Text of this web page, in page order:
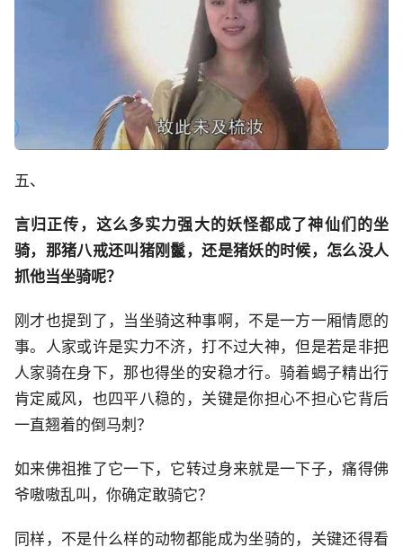
五、
言归正传，这么多实力强大的妖怪都成了神仙们的坐
骑，那猪八戒还叫猪刚鬣，还是猪妖的时候，怎么没人
抓他当坐骑呢？
刚才也提到了，当坐骑这种事啊，不是一方一厢情愿的
事。人家或许是实力不济，打不过大神，但是若是非把
人家骑在身下，那也得坐的安稳才行。骑着蝎子精出行
肯定威风，也四平八稳的，关键是你担心不担心它背后
一直翘着的倒马刺？
如来佛祖推了它一下，它转过身来就是一下子，痛得佛
爷嗷嗷乱叫，你确定敢骑它？
同样，不是什么样的动物都能成为坐骑的，关键还得看